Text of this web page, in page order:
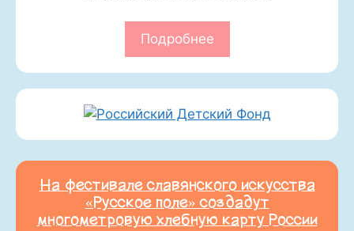
Подробнее
На фестивале славянского искусства
«Русское поле» создадут
многометровую хлебную карту России